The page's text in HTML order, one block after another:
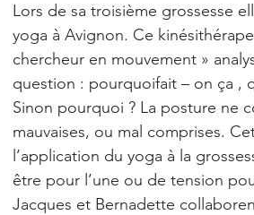
Lors de sa troisième grossesse
yoga à Avignon. Ce
chercheur en mouvement »
question : pourquoifait – on ça ,
Sinon pourquoi ? La posture ne
mauvaises, ou mal comprises.
l’application du yoga à la
être pour l’une ou de tension
Jacques et Bernadette